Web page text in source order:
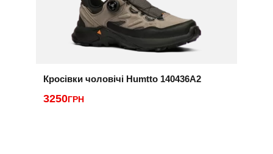
Кросівки чоловічі Humtto 140436A2
3250ГРН